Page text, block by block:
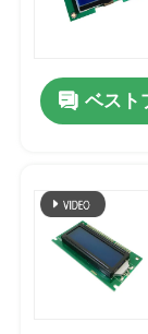
ベスト